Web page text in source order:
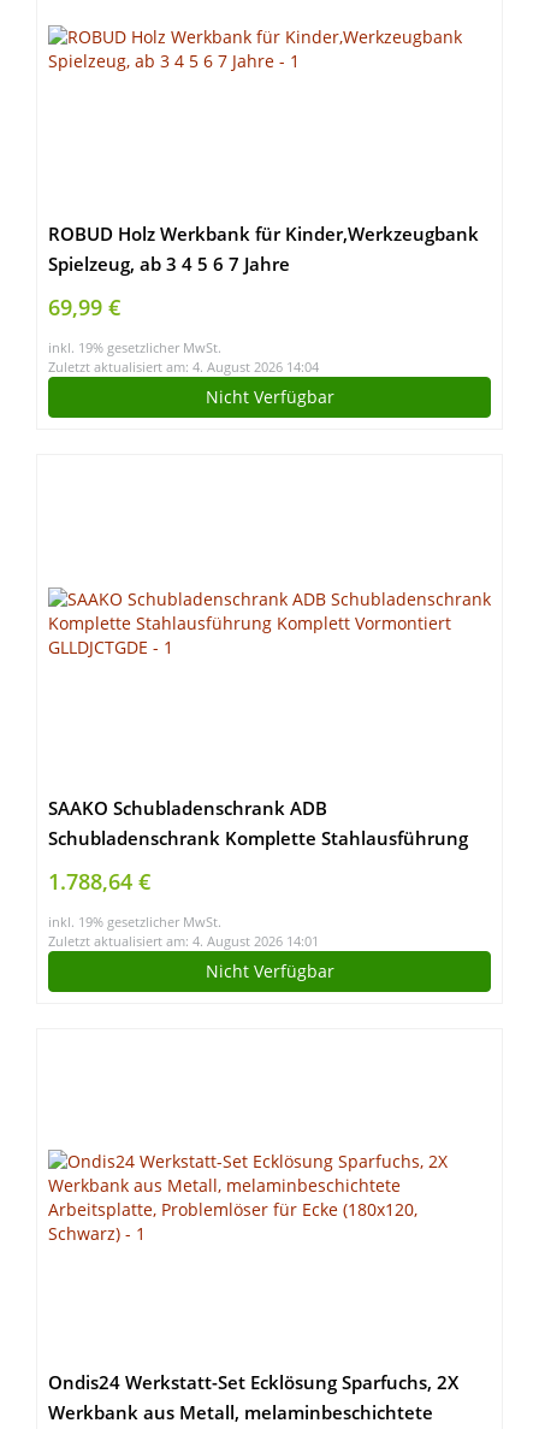
ROBUD Holz Werkbank für Kinder,Werkzeugbank
Spielzeug, ab 3 4 5 6 7 Jahre
69,99 €
inkl. 19% gesetzlicher MwSt.
Zuletzt aktualisiert am: 4. August 2026 14:04
Nicht Verfügbar
SAAKO Schubladenschrank ADB
Schubladenschrank Komplette Stahlausführung
Komplett Vormontiert GLLDJCTGDE
1.788,64 €
inkl. 19% gesetzlicher MwSt.
Zuletzt aktualisiert am: 4. August 2026 14:01
Nicht Verfügbar
Ondis24 Werkstatt-Set Ecklösung Sparfuchs, 2X
Werkbank aus Metall, melaminbeschichtete